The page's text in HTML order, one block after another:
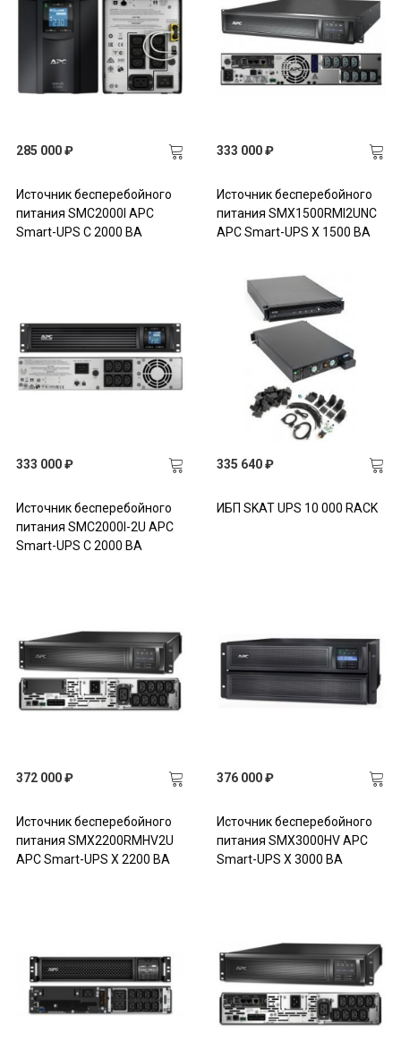
285 000 ₽
Источник бесперебойного
питания SMC2000I APC
Smart-UPS C 2000 ВА
333 000 ₽
Источник бесперебойного
питания SMX1500RMI2UNC
APC Smart-UPS X 1500 ВА
333 000 ₽
Источник бесперебойного
питания SMC2000I-2U APC
Smart-UPS C 2000 ВА
335 640 ₽
ИБП SKAT UPS 10 000 RACK
372 000 ₽
Источник бесперебойного
питания SMX2200RMHV2U
APC Smart-UPS X 2200 ВА
376 000 ₽
Источник бесперебойного
питания SMX3000HV APC
Smart-UPS X 3000 ВА